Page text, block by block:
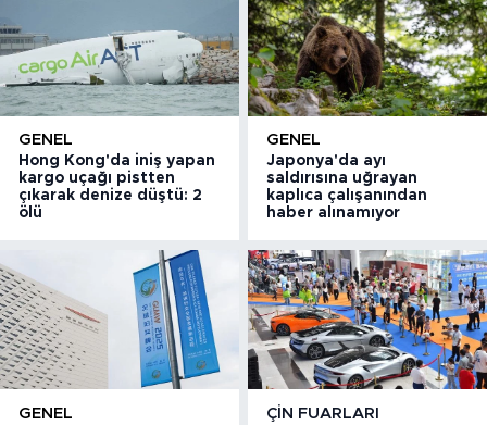
GENEL
Hong Kong'da iniş yapan
kargo uçağı pistten
çıkarak denize düştü: 2
ölü
GENEL
Japonya'da ayı
saldırısına uğrayan
kaplıca çalışanından
haber alınamıyor
GENEL ÇIN FUARLARI